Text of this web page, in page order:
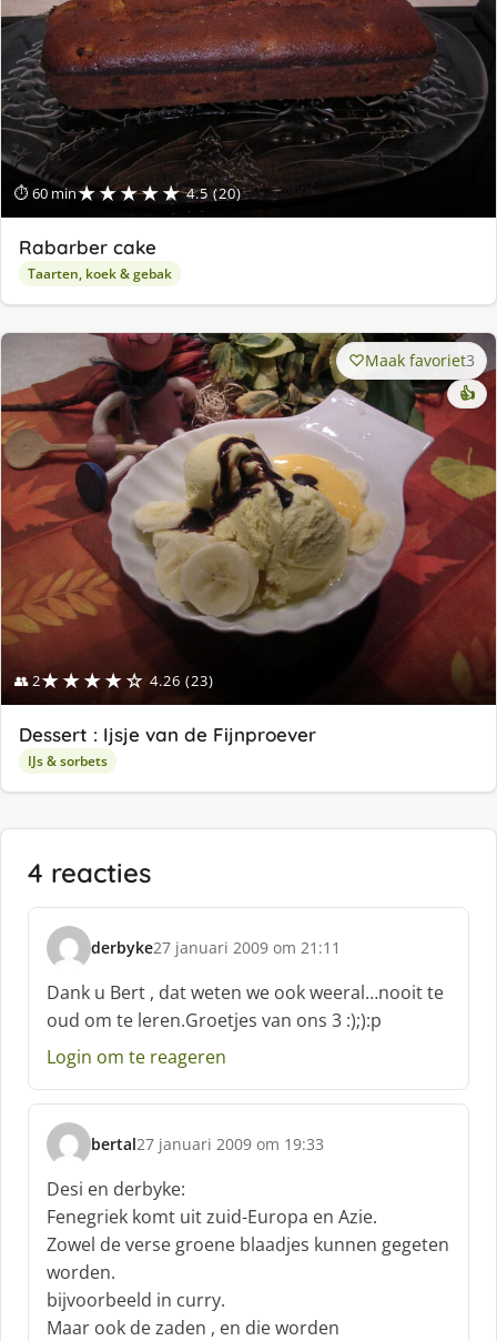
⏱ 60 min★★★★★ 4.5 (20)
Rabarber cake
Taarten, koek & gebak
👥 2★★★★☆ 4.26 (23)
Maak favoriet3
👍
Dessert : Ijsje van de Fijnproever
IJs & sorbets
4 reacties
derbyke
s
c
h
r
e
f
27 januari 2009 om 21:11
Dank u Bert , dat weten we ook weeral…nooit te
oud om te leren.Groetjes van ons 3 :);):p
Login om te reageren
bertal
s
c
h
r
e
e
f
:
27 januari 2009 om 19:33
Desi en derbyke:
Fenegriek komt uit zuid-Europa en Azie.
Zowel de verse groene blaadjes kunnen gegeten
worden.
bijvoorbeeld in curry.
Maar ook de zaden , en die worden